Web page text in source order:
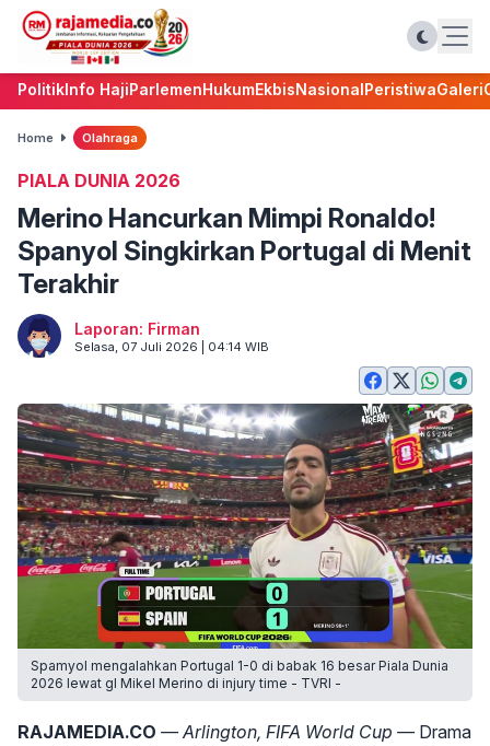
PolitikInfo HajiParlemenHukumEkbisNasionalPeristiwaGaleri
Home Olahraga
PIALA DUNIA 2026
Merino Hancurkan Mimpi Ronaldo!
Spanyol Singkirkan Portugal di Menit
Terakhir
Laporan: Firman
Selasa, 07 Juli 2026 | 04:14 WIB
Spamyol mengalahkan Portugal 1-0 di babak 16 besar Piala Dunia
2026 lewat gl Mikel Merino di injury time - TVRI -
RAJAMEDIA.CO — Arlington, FIFA World Cup —Drama